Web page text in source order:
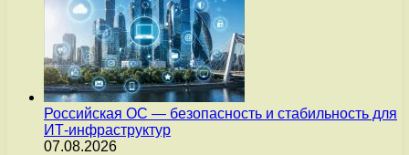
Российская ОС — безопасность и стабильность для
ИТ-инфраструктур
07.08.2026